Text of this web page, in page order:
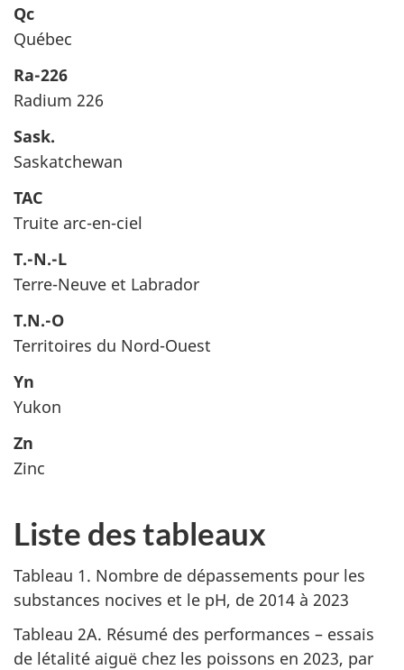
Qc
Québec
Ra-226
Radium 226
Sask.
Saskatchewan
TAC
Truite arc-en-ciel
T.-N.-L
Terre-Neuve et Labrador
T.N.-O
Territoires du Nord-Ouest
Yn
Yukon
Zn
Zinc
Liste des tableaux
Tableau 1. Nombre de dépassements pour les
substances nocives et le pH, de 2014 à 2023
Tableau 2A. Résumé des performances – essais
de létalité aiguë chez les poissons en 2023, par